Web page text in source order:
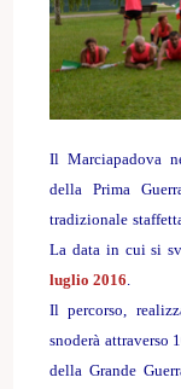
Il Marciapadova
della Prima
tradizionale
La data in cui si
luglio 2016
Il percorso,
snoderà attraverso
della Grande